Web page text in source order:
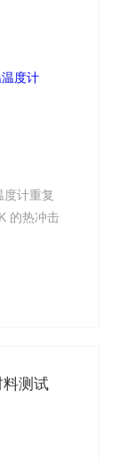
计重复
的热冲击
测试